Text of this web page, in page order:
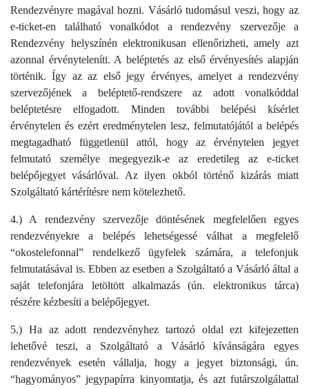
Rendezvényre magával hozni. Vásárló tudomásul veszi, hogy az
e-ticket-en található vonalkódot a rendezvény szervezője a
Rendezvény helyszínén elektronikusan ellenőrizheti, amely azt
azonnal érvényteleníti. A beléptetés az első érvényesítés alapján
történik. Így az az első jegy érvényes, amelyet a rendezvény
szervezőjének a beléptető-rendszere az adott vonalkóddal
beléptetésre elfogadott. Minden további belépési kísérlet
érvénytelen és ezért eredménytelen lesz, felmutatójától a belépés
megtagadható függetlenül attól, hogy az érvénytelen jegyet
felmutató személye megegyezik-e az eredetileg az e-ticket
belépőjegyet vásárlóval. Az ilyen okból történő kizárás miatt
Szolgáltató kártérítésre nem kötelezhető.
4.) A rendezvény szervezője döntésének megfelelően egyes
rendezvényekre a belépés lehetségessé válhat a megfelelő
“okostelefonnal” rendelkező ügyfelek számára, a telefonjuk
felmutatásával is. Ebben az esetben a Szolgáltató a Vásárló által a
saját telefonjára letöltött alkalmazás (ún. elektronikus tárca)
részére kézbesíti a belépőjegyet.
5.) Ha az adott rendezvényhez tartozó oldal ezt kifejezetten
lehetővé teszi, a Szolgáltató a Vásárló kívánságára egyes
rendezvények esetén vállalja, hogy a jegyet biztonsági, ún.
“hagyományos” jegypapírra kinyomtatja, és azt futárszolgálattal